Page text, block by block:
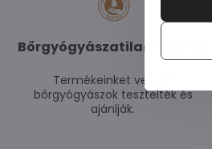
Bőrgyógyászatilag tesztelt
Termékeinket vezető
bőrgyógyászok tesztelték és
ajánlják.